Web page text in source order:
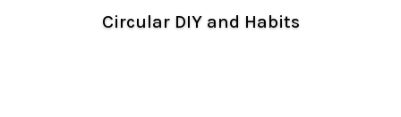
Circular DIY and Habits